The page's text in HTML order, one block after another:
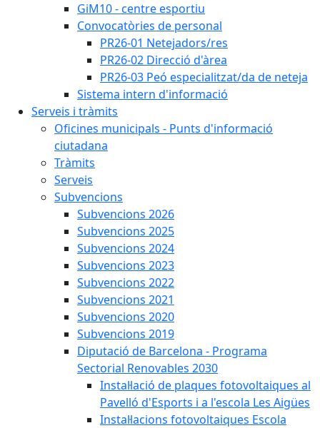
GiM10 - centre esportiu
Convocatòries de personal
PR26-01 Netejadors/res
PR26-02 Direcció d'àrea
PR26-03 Peó especialitzat/da de neteja
Sistema intern d'informació
Serveis i tràmits
Oficines municipals - Punts d'informació
ciutadana
Tràmits
Serveis
Subvencions
Subvencions 2026
Subvencions 2025
Subvencions 2024
Subvencions 2023
Subvencions 2022
Subvencions 2021
Subvencions 2020
Subvencions 2019
Diputació de Barcelona - Programa
Sectorial Renovables 2030
Instal·lació de plaques fotovoltaiques al
Pavelló d'Esports i a l'escola Les Aigües
Instal·lacions fotovoltaiques Escola